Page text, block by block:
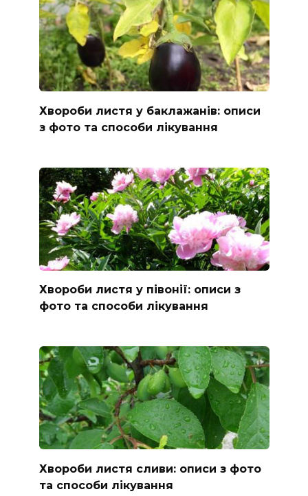
Хвороби листя у баклажанів: описи
з фото та способи лікування
Хвороби листя у півонії: описи з
фото та способи лікування
Хвороби листя сливи: описи з фото
та способи лікування